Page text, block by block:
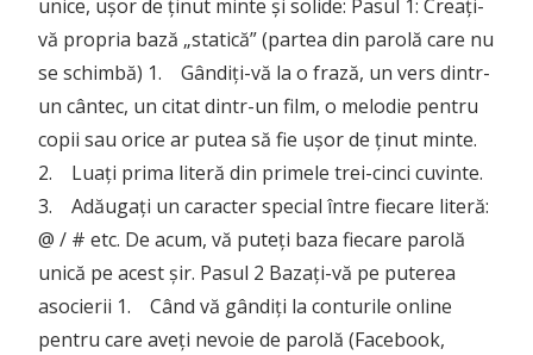
unice, ușor de ținut minte și solide: Pasul 1: Creați-
vă propria bază „statică” (partea din parolă care nu
se schimbă) 1. Gândiți-vă la o frază, un vers dintr-
un cântec, un citat dintr-un film, o melodie pentru
copii sau orice ar putea să fie ușor de ținut minte.
2. Luați prima literă din primele trei-cinci cuvinte.
3. Adăugați un caracter special între fiecare literă:
@ / # etc. De acum, vă puteți baza fiecare parolă
unică pe acest șir. Pasul 2 Bazați-vă pe puterea
asocierii 1. Când vă gândiți la conturile online
pentru care aveți nevoie de parolă (Facebook,